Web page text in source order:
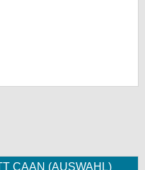
CAAN (AUSWAHL)